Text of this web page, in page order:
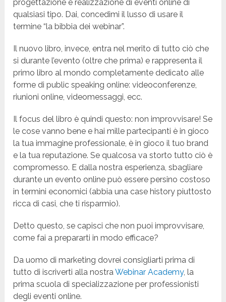
progettazione e realizzazione di eventi online di
qualsiasi tipo. Dai, concedimi il lusso di usare il
termine “la bibbia dei webinar”.
Il nuovo libro, invece, entra nel merito di tutto ciò che
si durante l’evento (oltre che prima) e rappresenta il
primo libro al mondo completamente dedicato alle
forme di public speaking online: videoconferenze,
riunioni online, videomessaggi, ecc.
Il focus del libro è quindi questo: non improvvisare! Se
le cose vanno bene e hai mille partecipanti è in gioco
la tua immagine professionale, è in gioco il tuo brand
e la tua reputazione. Se qualcosa va storto tutto ciò è
compromesso. E dalla nostra esperienza, sbagliare
durante un evento online può essere persino costoso
in termini economici (abbia una case history piuttosto
ricca di casi, che ti risparmio).
Detto questo, se capisci che non puoi improvvisare,
come fai a prepararti in modo efficace?
Da uomo di marketing dovrei consigliarti prima di
tutto di iscriverti alla nostraWebinar Academy, la
prima scuola di specializzazione per professionisti
degli eventi online.